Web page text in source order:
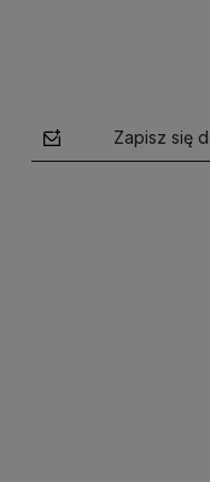
Zapisz się